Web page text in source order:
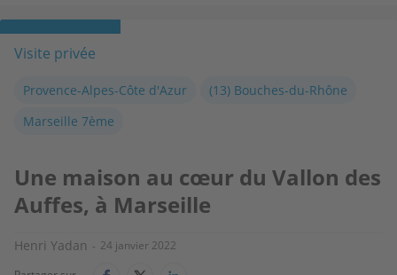
Visite privée
Provence-Alpes-Côte d'Azur
(13) Bouches-du-Rhône
Marseille 7ème
Une maison au cœur du Vallon des
Auffes, à Marseille
Henri Yadan
24 janvier 2022